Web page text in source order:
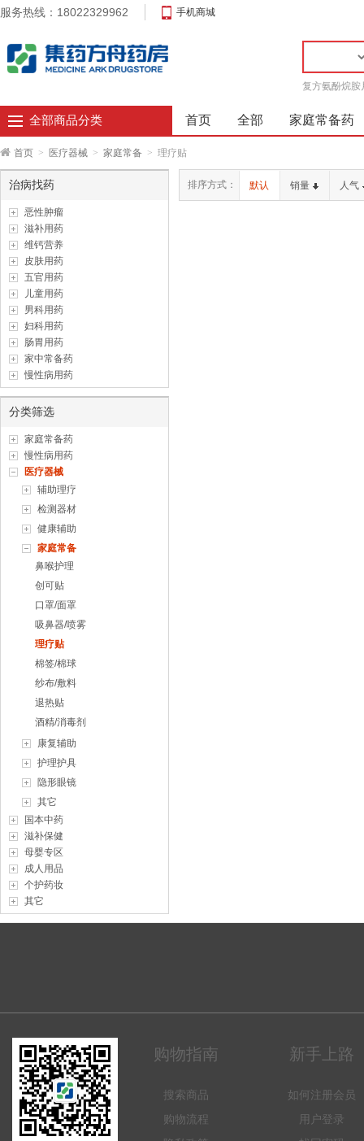
服务热线：18022329962 手机商城
复方氨酚烷胺
全部商品分类 首页 全部 家庭常备药
首页 > 医疗器械 > 家庭常备 > 理疗贴
治病找药
恶性肿瘤
滋补用药
维钙营养
皮肤用药
五官用药
儿童用药
男科用药
妇科用药
肠胃用药
家中常备药
慢性病用药
分类筛选
家庭常备药
慢性病用药
医疗器械
辅助理疗
检测器材
健康辅助
家庭常备
鼻喉护理
创可贴
口罩/面罩
吸鼻器/喷雾
理疗贴
棉签/棉球
纱布/敷料
退热贴
酒精/消毒剂
康复辅助
护理护具
隐形眼镜
其它
国本中药
滋补保健
母婴专区
成人用品
个护药妆
其它
排序方式： 默认 销量 人气
购物指南
搜索商品
购物流程
新手上路
如何注册会员
用户登录